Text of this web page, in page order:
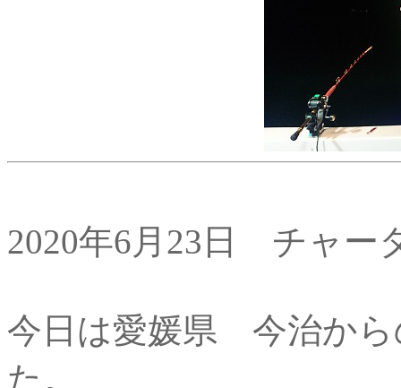
2020年6月23日 チャー
今日は愛媛県 今治から
た。